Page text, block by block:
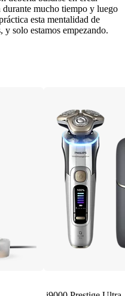
durante mucho tiempo y luego
esta mentalidad de
y solo estamos empezando.